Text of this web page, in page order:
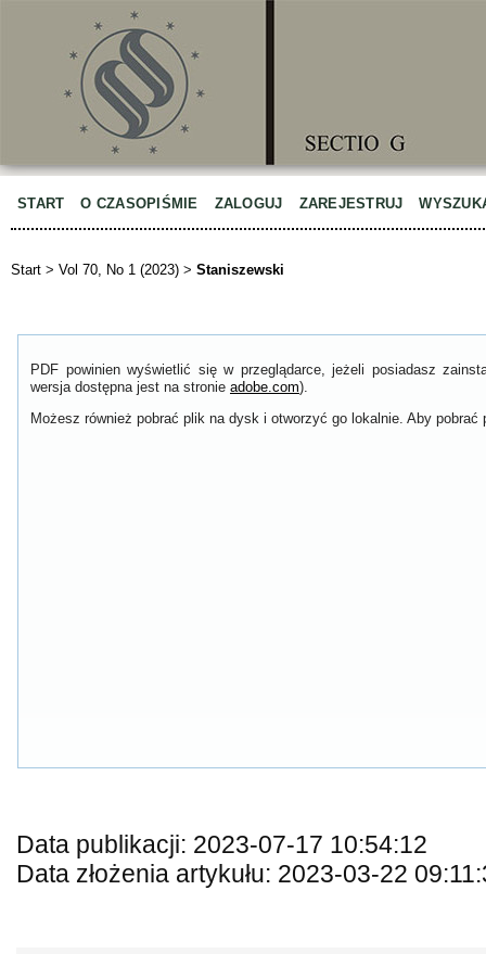
START O CZASOPIŚMIE ZALOGUJ ZAREJESTRUJ
Start > Vol 70, No 1 (2023) > Staniszewski
PDF powinien wyświetlić się w przeglądarce, jeżeli posiadasz
wersja dostępna jest na stronie adobe.com).
Możesz również pobrać plik na dysk i otworzyć go lokalnie. Aby
Data publikacji: 2023-07-17 10:54:12
Data złożenia artykułu: 2023-03-22